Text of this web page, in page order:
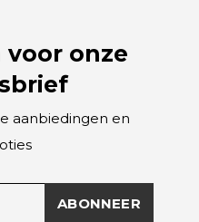
voor onze
aanbiedingen en
ABONNEER